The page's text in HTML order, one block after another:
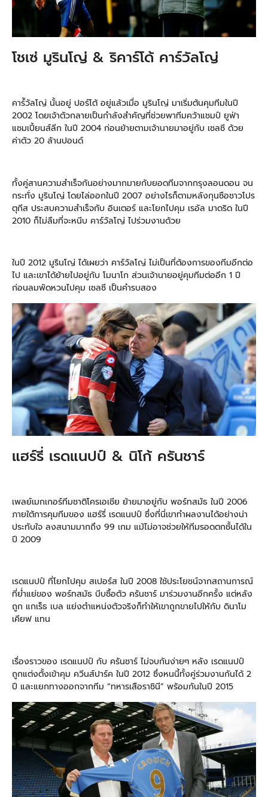
โชเซ่ มูรินโญ่ & ริคาร์โด้ คาร์วัลโญ่
คาร์ัวัลโญ่ นั้นอยู่ ปอร์โต้ อยู่แล้วเมื่อ มูรินโญ่ มาเริ่มต้นคุมทีมในปี
2002 โดยเจ้าตัวกลายเป็นกำลังสำคัญที่ช่วยพาทีมคว้าแชมป์ ยูฟ่า
แชมเปี้ยนส์ลีก ในปี 2004 ก่อนย้ายตามเจ้านายมาอยู่กับ เชลซี ด้วย
ค่าตัว 20 ล้านปอนด์
ทั้งคู่สานความสำเร็จกันอย่างมากมายกับยอดทีมจากกรุงลอนดอน จน
กระทั่ง มูรินโญ่ โดยไล่ออกในปี 2007 อย่างไรก็ตามหลังกุนซือชาวโปร
ตุกีส ประสบความสำเร็จกับ อินเตอร์ และโยกไปคุม เรอัล มาดริด ในปี
2010 ก็ไม่ลืมที่จะหนีบ คาร์วัลโญ่ ไปร่วมงานด้วย
ในปี 2012 มูรินโญ่ ได้เผยว่า คาร์วัลโญ่ ไม่เป็นที่ต้องการของทีมอีกต่อ
ไป และเขาได้ย้ายไปอยู่กับ โมนาโก ส่วนเจ้านายอยู่คุมทีมต่ออีก 1 ปี
ก่อนลมพัดหวนไปคุม เชลซี เป็นคำรบสอง
แฮร์รี่ เรดแนปป์ & นิโก้ ครันชาร์
เพลย์เมกเกอร์ทีมชาติโครเอเชีย ย้ายมาอยู่กับ พอร์ทสมัธ ในปี 2006
ภายใต้การคุมทีมของ แฮร์รี่ เรดแนปป์ ซึ่งที่นี่เขาทำผลงานได้อย่างน่า
ประทับใจ ลงสนามมากถึง 99 เกม แม้ไม่อาจช่วยให้ทีมรอดตกชั้นได้ใน
ปี 2009
เรดแนปป์ ที่โยกไปคุม สเปอร์ส ในปี 2008 ใช้ประโยชน์จากสถานการณ์
ที่ย่ำแย่ของ พอร์ทสมัธ บีบซื้อตัว ครันชาร์ มาร่วมงานอีกครั้ง แต่หลัง
ถูก แกเร็ธ เบล แย่งตำแหน่งตัวจริงก็ทำให้เขาถูกขายไปให้กับ ดินาโม
เคียฟ แทน
เรื่องราวของ เรดแนปป์ กับ ครันชาร์ ไม่จบกันง่ายๆ หลัง เรดแนปป์
ถูกแต่งตั้งเข้าคุม ควีนส์ปาร์ค ในปี 2012 ซึ่งหนนี้ทั้งคู่ร่วมงานกันได้ 2
ปี และแยกทางออกจากทีม “ทหารเสือราชินี” พร้อมกันในปี 2015